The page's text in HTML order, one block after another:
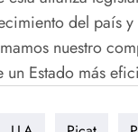
del país
nuestro
Estado más